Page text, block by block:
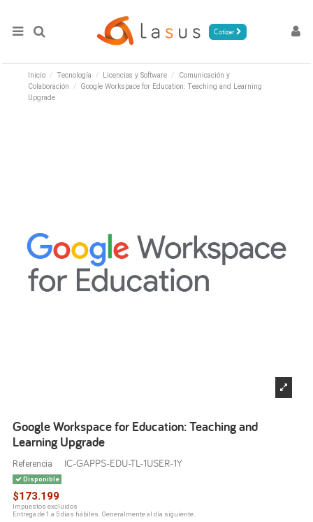
Cotizar
Inicio Tecnología Licencias y Software
Comunicación y
Colaboración
Google Workspace for Education: Teaching and Learning
Upgrade
Google Workspace for Education: Teaching and
Learning Upgrade
Referencia IC-GAPPS-EDU-TL-1USER-1Y
Disponible
$173.199
Impuestos excluidos
Entrega de 1 a 5 días hábiles. Generalmente al día siguiente.